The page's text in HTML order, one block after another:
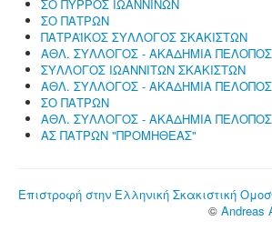
ΣΟ ΠΥΡΡΟΣ ΙΩΑΝΝΙΝΩΝ
ΣΟ ΠΑΤΡΩΝ
ΠΑΤΡΑΪΚΟΣ ΣΥΛΛΟΓΟΣ ΣΚΑΚΙΣΤΩΝ
ΑΘΛ. ΣΥΛΛΟΓΟΣ - ΑΚΑΔΗΜΙΑ
ΣΥΛΛΟΓΟΣ ΙΩΑΝΝΙΤΩΝ ΣΚΑΚΙΣΤΩΝ
ΑΘΛ. ΣΥΛΛΟΓΟΣ - ΑΚΑΔΗΜΙΑ
ΣΟ ΠΑΤΡΩΝ
ΑΘΛ. ΣΥΛΛΟΓΟΣ - ΑΚΑΔΗΜΙΑ
ΑΣ ΠΑΤΡΩΝ "ΠΡΟΜΗΘΕΑΣ"
Επιστροφή στην Ελληνική Σκακιστική
© Andreas